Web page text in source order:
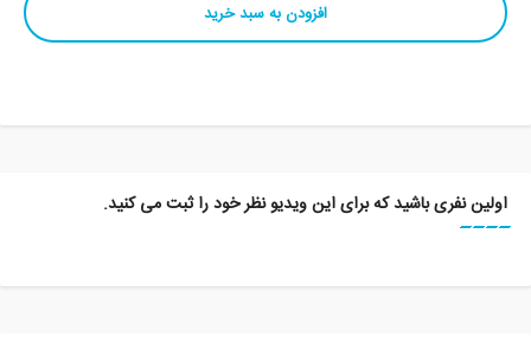
افزودن به سبد خرید
اولین نفری باشید که برای این ویدیو نظر خود را ثبت می کنید.